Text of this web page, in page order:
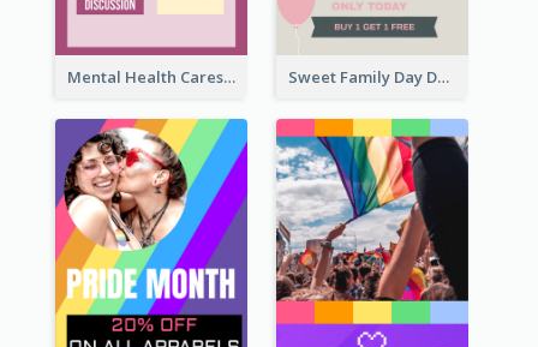
Mental Health Caresses Instagram Story Sweet Family Day Dessert Offer Instagram Story